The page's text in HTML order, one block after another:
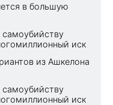
в большую
иск
из Ашкелона
иск